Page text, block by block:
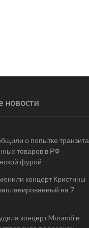
новости
о попытке транзита
товаров в РФ
фурой
концерт Кристины
на 7
концерт Morandi в